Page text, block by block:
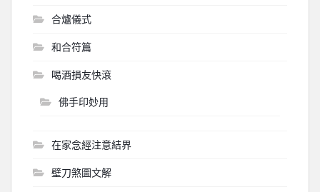
合爐儀式
和合符篇
喝酒損友快滾
佛手印妙用
在家念經注意結界
壁刀煞圖文解